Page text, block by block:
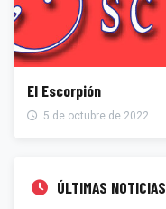
El Escorpión
5 de octubre de 2022
ÚLTIMAS NOTICIAS